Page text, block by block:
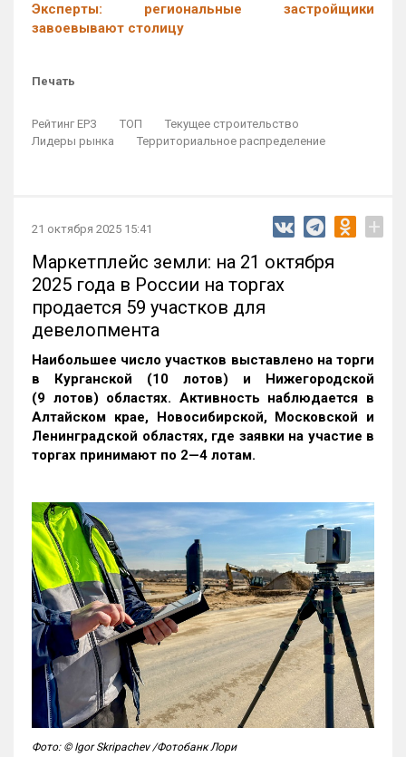
Эксперты: региональные застройщики
завоевывают столицу
Печать
Рейтинг ЕРЗ ТОП
Текущее строительство
Лидеры рынка
Территориальное распределение
21 октября 2025 15:41 +
Маркетплейс земли: на 21 октября
2025 года в России на торгах
продается 59 участков для
девелопмента
Наибольшее число участков выставлено на торги
в Курганской (10 лотов) и Нижегородской
(9 лотов) областях. Активность наблюдается в
Алтайском крае, Новосибирской, Московской и
Ленинградской областях, где заявки на участие в
торгах принимают по 2—4 лотам.
Фото: © Igor Skripachev /Фотобанк Лори